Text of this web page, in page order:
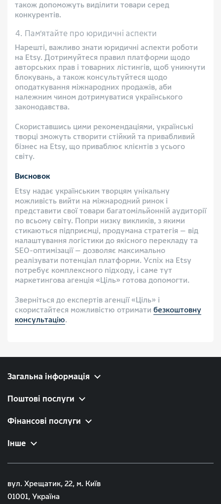
також допоможуть виділити товари серед
конкурентів.
Пам’ятайте про юридичні аспекти
Нарешті, важливо знати юридичні аспекти роботи
на Etsy. Дотримуйтеся правил платформи щодо
авторських прав і товарних лістингів, щоб уникнути
блокувань, а також консультуйтеся щодо
оподаткування міжнародних продажів, аби
належним чином дотримуватися українського
законодавства.
Скориставшись цими рекомендаціями, українські
творці зможуть створити стійкий та привабливий
бізнес на Etsy, що приваблює клієнтів з усього
світу.
Висновок
Etsy надає українським творцям унікальну
можливість вийти на міжнародний ринок і
представити свої товари багатомільйонній аудиторії
по всьому світу. Попри низку викликів, з якими
стикаються підприємці, продумана стратегія — від
налаштування логістики до якісного перекладу та
SEO-оптимізації — дозволяє максимально
реалізувати потенціал платформи. Успіх на Etsy
потребує комплексного підходу, і саме тут
маркетингова агенція «Ціль» готова допомогти.
Зверніться до експертів агенції «Ціль» і
скористайтеся можливістю отримати безкоштовну
консультацію.
Загальна інформація
Поштові послуги
Фінансові послуги
Інше
вул. Хрещатик, 22, м. Київ
01001, Україна